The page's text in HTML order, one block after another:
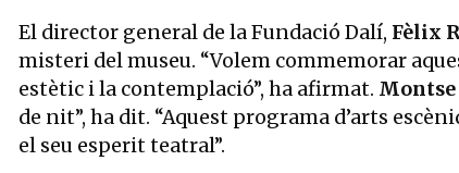
El director general de la Fundació Dalí, Fèlix
misteri del museu. “Volem commemorar
estètic i la contemplació”, ha afirmat. Montse
de nit”, ha dit. “Aquest programa d’arts
el seu esperit teatral”.